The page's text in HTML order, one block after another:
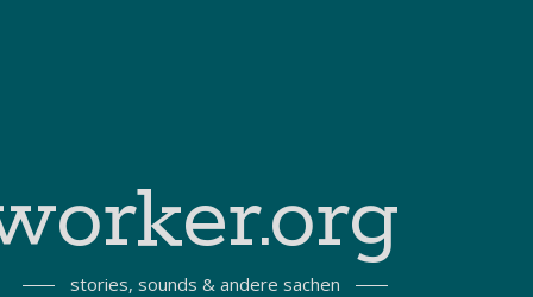
stories, sounds & andere sachen